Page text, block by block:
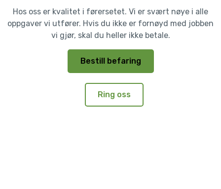
Hos oss er kvalitet i førersetet. Vi er svært nøye i alle
oppgaver vi utfører. Hvis du ikke er fornøyd med jobben
vi gjør, skal du heller ikke betale.
Bestill befaring
Ring oss